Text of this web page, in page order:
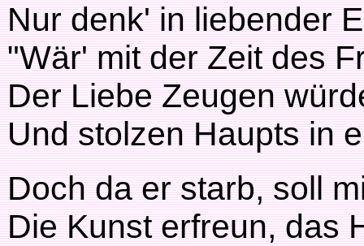
Nur denk' in liebender
"Wär' mit der Zeit des
Der Liebe Zeugen
Und stolzen Haupts in
Doch da er starb, soll
Die Kunst erfreun, das